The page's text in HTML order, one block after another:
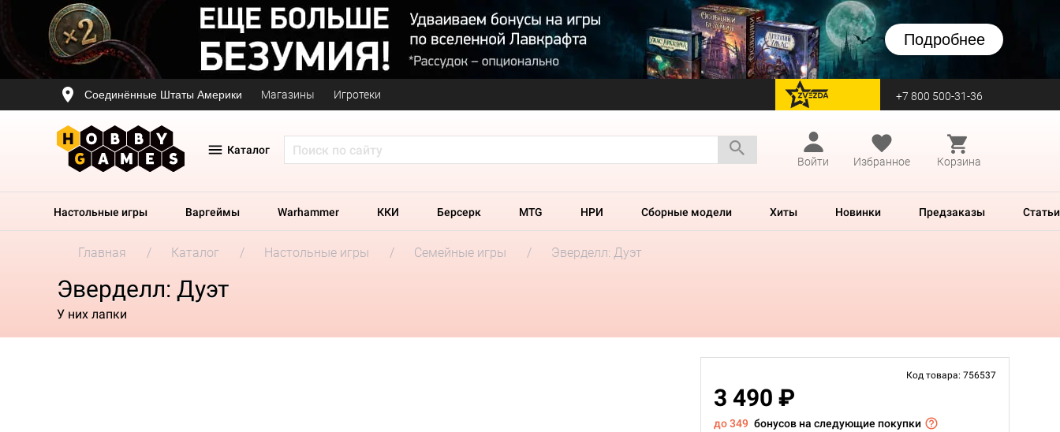
Подробнее
Соединённые Штаты Америки Магазины Игротеки перейти на Zvezda +7 800 500-31-36
Каталог
Войти
Избранное Корзина
Настольные игры Варгеймы Warhammer ККИ Берсерк MTG НРИ Сборные модели Хиты Новинки Предзаказы Статьи
Главная Каталог Настольные игры Семейные игры Эверделл: Дуэт
Эверделл: Дуэт
У них лапки
Код товара: 756537
3 490 ₽
до 349 бонусов на следующие покупки